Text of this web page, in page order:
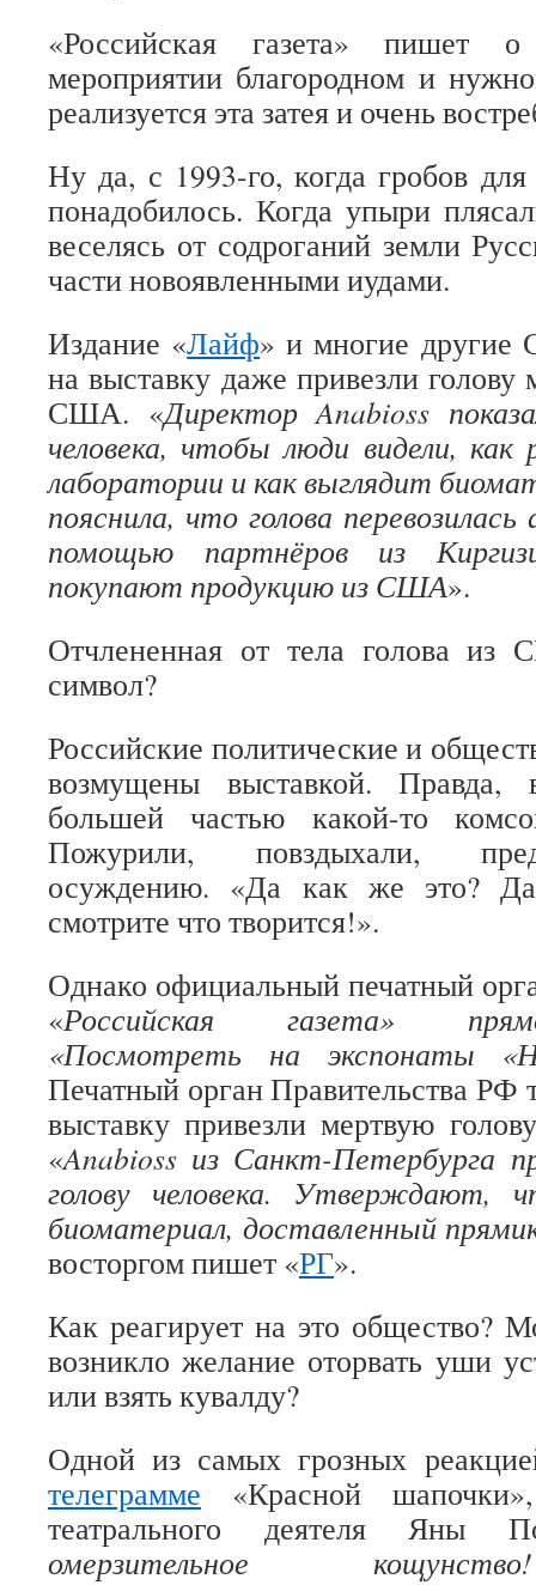
«Российская газета» пишет
мероприятии благородном и
реализуется эта затея и очень
Ну да, с 1993-го, когда гробов
понадобилось. Когда упыри
веселясь от содроганий земли
части новоявленными иудами.
Издание «Лайф» и многие другие
на выставку даже привезли голову
США. «Директор Anabioss
человека, чтобы люди видели, как
лаборатории и как выглядит
пояснила, что голова
помощью партнёров из
покупают продукцию из США».
Отчлененная от тела голова
символ?
Российские политические и
возмущены выставкой. Правда,
большей частью какой-то
Пожурили, повздыхали,
осуждению. «Да как же это?
смотрите что творится!».
Однако официальный печатный
«Российская газета»
«Посмотреть на экспонаты
Печатный орган Правительства РФ
выставку привезли мертвую
«Anabioss из Санкт-Петербурга
голову человека. Утверждают,
биоматериал, доставленный
восторгом пишет «РГ».
Как реагирует на это общество?
возникло желание оторвать уши
или взять кувалду?
Одной из самых грозных
телеграмме «Красной
театрального деятеля Яны
омерзительное кощунство